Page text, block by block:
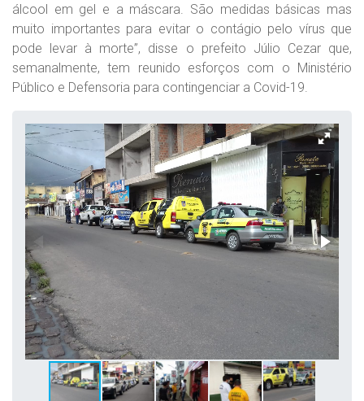
álcool em gel e a máscara. São medidas básicas mas
muito importantes para evitar o contágio pelo vírus que
pode levar à morte”, disse o prefeito Júlio Cezar que,
semanalmente, tem reunido esforços com o Ministério
Público e Defensoria para contingenciar a Covid-19.